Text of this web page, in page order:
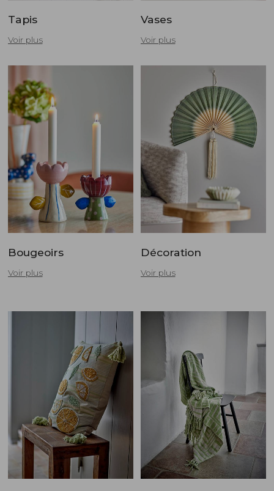
Tapis
Voir plus
Vases
Voir plus
Bougeoirs
Voir plus
Décoration
Voir plus